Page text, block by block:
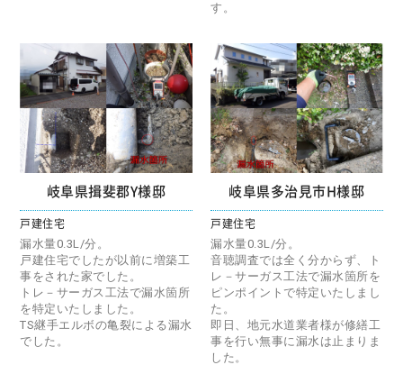
す。
岐阜県揖斐郡Y様邸
戸建住宅
漏水量0.3L/分。
戸建住宅でしたが以前に増築工
事をされた家でした。
トレ－サーガス工法で漏水箇所
を特定いたしました。
TS継手エルボの亀裂による漏水
でした。
岐阜県多治見市H様邸
戸建住宅
漏水量0.3L/分。
音聴調査では全く分からず、ト
レ－サーガス工法で漏水箇所を
ピンポイントで特定いたしまし
た。
即日、地元水道業者様が修繕工
事を行い無事に漏水は止まりま
した。